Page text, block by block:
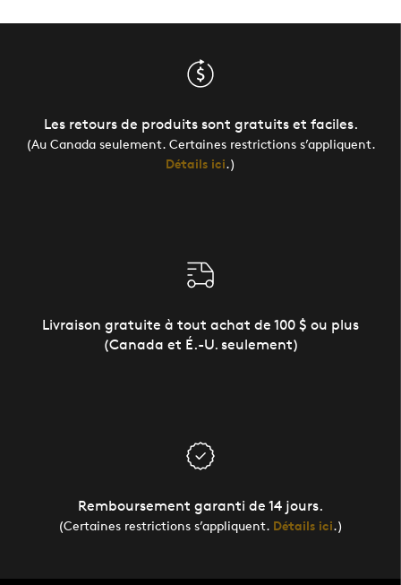
Les retours de produits sont gratuits et faciles.
(Au Canada seulement. Certaines restrictions s’appliquent.
Détails ici.)
Livraison gratuite à tout achat de 100 $ ou plus
(Canada et É.-U. seulement)
Remboursement garanti de 14 jours.
(Certaines restrictions s’appliquent. Détails ici.)